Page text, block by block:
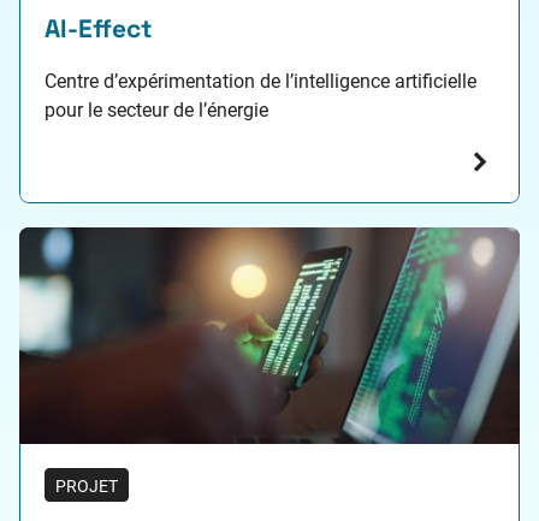
AI-Effect
Centre d’expérimentation de l’intelligence artificielle
pour le secteur de l’énergie
PROJET